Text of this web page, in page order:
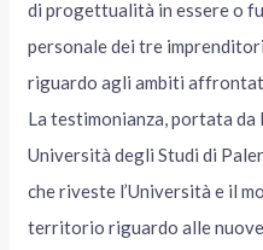
di progettualità in essere o
personale dei tre
riguardo agli ambiti
La testimonianza, portata
Università degli Studi di
che riveste l’Università e il
territorio riguardo alle